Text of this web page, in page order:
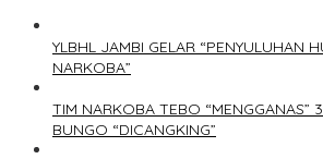
YLBHL JAMBI GELAR “PENYULUHAN
NARKOBA”
TIM NARKOBA TEBO “MENGGANAS”
BUNGO “DICANGKING”